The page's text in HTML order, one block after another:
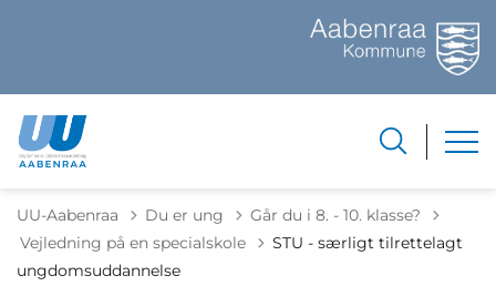
UU-Aabenraa Du er ung
Går du i 8. - 10. klasse?
Tilbage til
Vejledning på en specialskole
STU - særligt tilrettelagt
ungdomsuddannelse